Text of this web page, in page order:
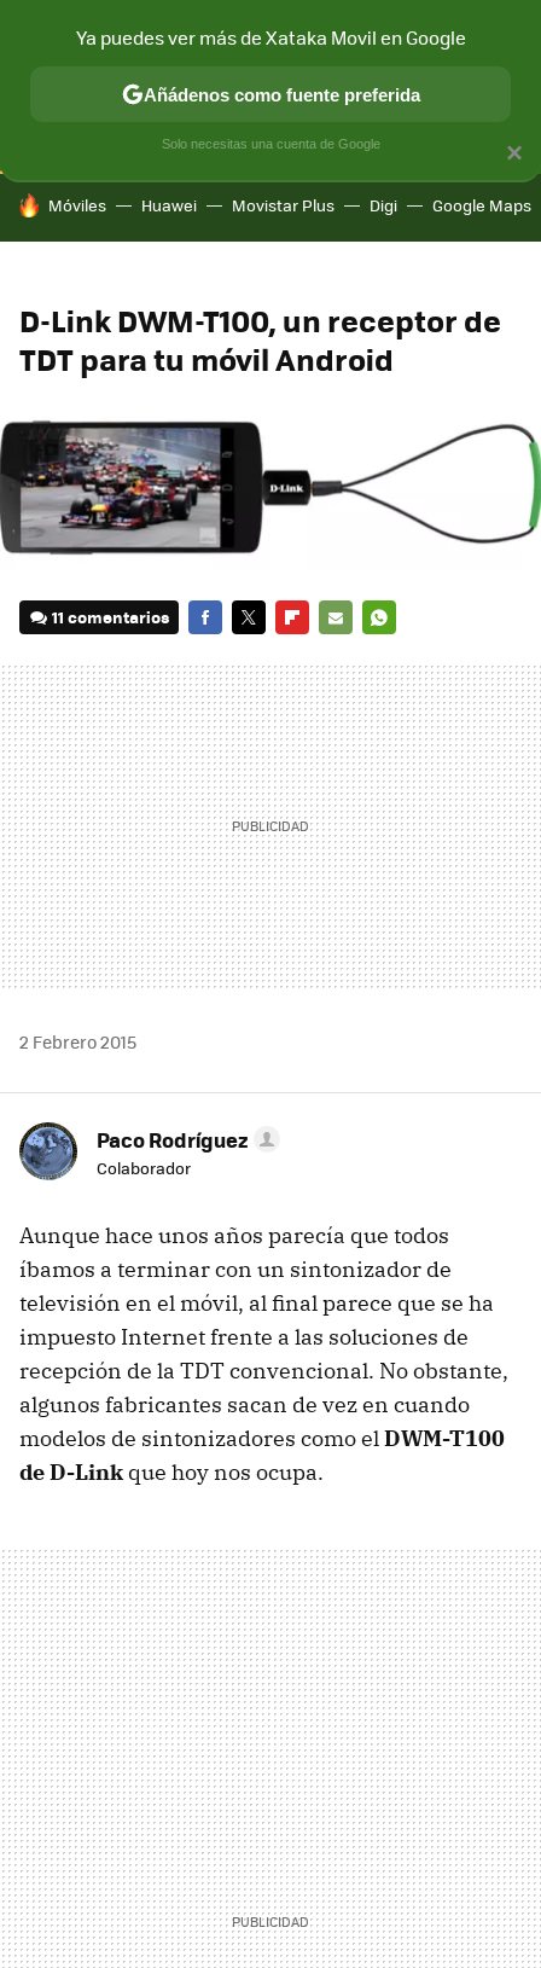
CONECTIVIDAD MÓVIL Y SOCIEDAD APLICACIONES
HOY SE HABLA DE
Móviles Huawei Movistar Plus Digi Google Maps
D-Link DWM-T100, un receptor de
TDT para tu móvil Android
11 comentarios
MAIL
2 Febrero 2015
Paco Rodríguez
Colaborador
Aunque hace unos años parecía que todos
íbamos a terminar con un sintonizador de
televisión en el móvil, al final parece que se ha
impuesto Internet frente a las soluciones de
recepción de la TDT convencional. No obstante,
algunos fabricantes sacan de vez en cuando
modelos de sintonizadores como elDWM-T100
de D-Linkque hoy nos ocupa.
×
Ya puedes ver más de Xataka Movil en Google
Añádenos como fuente preferida
Solo necesitas una cuenta de Google